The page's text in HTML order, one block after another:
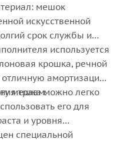
мешок
искусственной
срок службы и
используется
крошка, речной
амортизацию
травм.
мешка можно легко
его для
и уровня
специальной